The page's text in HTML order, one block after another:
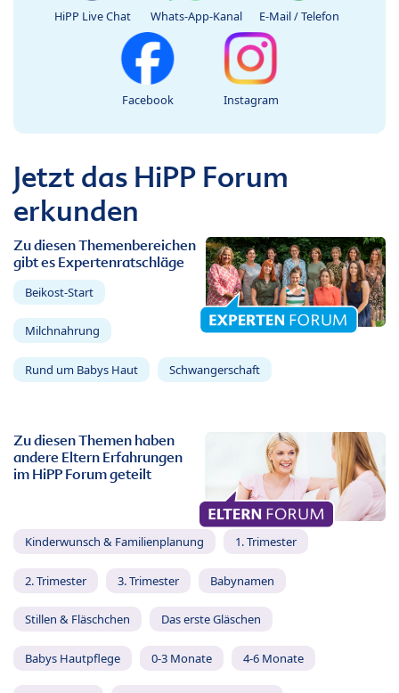
HiPP Live Chat Whats-App-Kanal E-Mail / Telefon
Facebook Instagram
Jetzt das HiPP Forum
erkunden
Zu diesen Themenbereichen
gibt es Expertenratschläge
Beikost-Start
Milchnahrung
Rund um Babys Haut Schwangerschaft
Zu diesen Themen haben
andere Eltern Erfahrungen
im HiPP Forum geteilt
Kinderwunsch & Familienplanung 1. Trimester
2. Trimester 3. Trimester Babynamen
Stillen & Fläschchen Das erste Gläschen
Babys Hautpflege 0-3 Monate 4-6 Monate